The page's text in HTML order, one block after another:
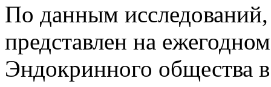
По данным
представлен на
Эндокринного общества